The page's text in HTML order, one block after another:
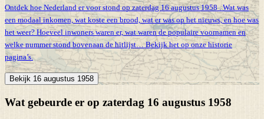
Ontdek hoe Nederland er voor stond op zaterdag 16 augustus 1958 . Wat was
een modaal inkomen, wat koste een brood, wat er was op het nieuws, en hoe was
het weer? Hoeveel inwoners waren er, wat waren de populaire voornamen en
welke nummer stond bovenaan de hitlijst… Bekijk het op onze historie
pagina’s.
Bekijk 16 augustus 1958
Wat gebeurde er op zaterdag 16 augustus 1958